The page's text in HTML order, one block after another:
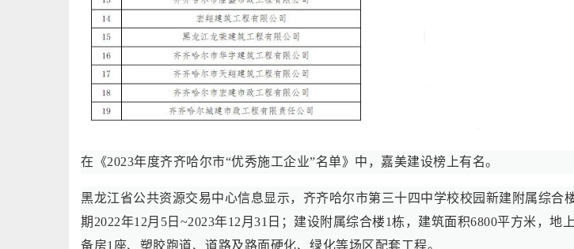
在《2023年度齐齐哈尔市“优秀施工企业”名单》中，嘉美建设榜上有名。
黑龙江省公共资源交易中心信息显示，齐齐哈尔市第三十四中学校校园新建附属综合
期2022年12月5日~2023年12月31日；建设附属综合楼1栋，建筑面积6800平方米，地
备房1座、塑胶跑道、道路及路面硬化、绿化等场区配套工程。